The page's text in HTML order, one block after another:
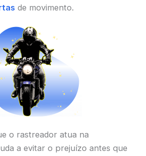
de movimento.
o rastreador atua na
a evitar o prejuízo antes que